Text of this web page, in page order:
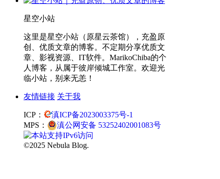
星空小站
这里是星空小站（原星云茶馆），充盈原
创、优质文章的博客。不定期分享优质文
章、影视资源、IT软件。MarikoChiba的个
人博客，从属于彼岸倾城工作室。欢迎光
临小站，别来无恙！
友情链接 关于我
ICP：
滇ICP备2023003375号-1
MPS：
滇公网安备 53252402001083号
©2025 Nebula Blog.